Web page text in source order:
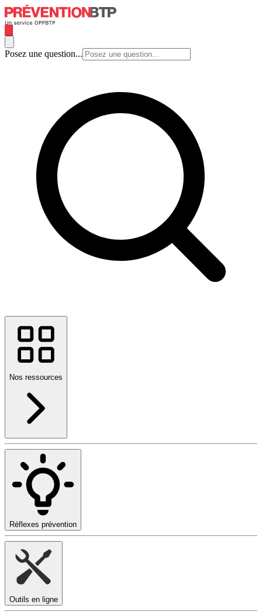
Posez une question...
Nos ressources
Réflexes prévention
Outils en ligne